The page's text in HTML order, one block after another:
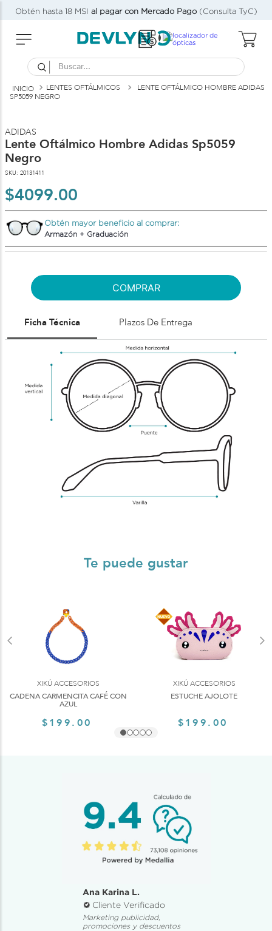
Obtén hasta 18 MSI al pagar con Mercado Pago(Consulta TyC)
Buscar...
LENTES OFTÁLMICOS
LENTE OFTÁLMICO HOMBRE ADIDAS
SP5059 NEGRO
ADIDAS
Lente Oftálmico Hombre Adidas Sp5059
Negro
SKU: 20131411
$4099.00
Obtén mayor beneficio al comprar:
Armazón + Graduación
COMPRAR
Ficha Técnica Plazos De Entrega
Te puede gustar
XIKÚ ACCESORIOS
CADENA CARMENCITA CAFÉ CON
AZUL
$199.00
XIKÚ ACCESORIOS
ESTUCHE AJOLOTE
$199.00
Ana Karina L.
Cliente Verificado
Marketing publicidad,
promociones y descuentos